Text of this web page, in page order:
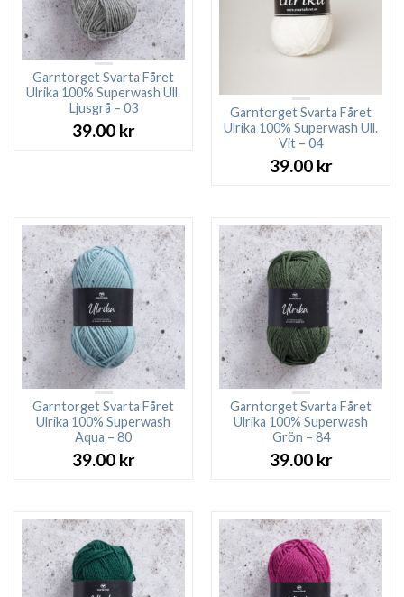
Garntorget Svarta Fåret
Ulrika 100% Superwash Ull.
Ljusgrå – 03
39.00 kr
Garntorget Svarta Fåret
Ulrika 100% Superwash Ull.
Vit – 04
39.00 kr
Garntorget Svarta Fåret
Ulrika 100% Superwash
Aqua – 80
39.00 kr
Garntorget Svarta Fåret
Ulrika 100% Superwash
Grön – 84
39.00 kr